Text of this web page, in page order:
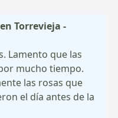
Torrevieja -
Lamento que las
mucho tiempo.
las rosas que
el día antes de la